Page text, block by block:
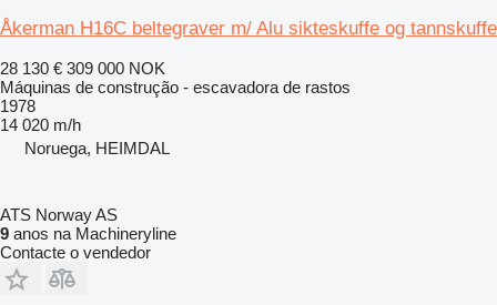
Åkerman H16C beltegraver m/ Alu sikteskuffe og tannskuffe
28 130 € 309 000 NOK
Máquinas de construção - escavadora de rastos
1978
14 020 m/h
Noruega, HEIMDAL
ATS Norway AS
9 anos na Machineryline
Contacte o vendedor